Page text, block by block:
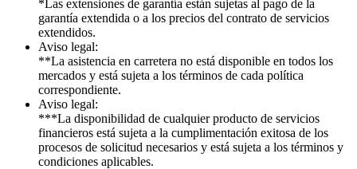
*Las extensiones de garantía están sujetas al pago de la
garantía extendida o a los precios del contrato de servicios
extendidos.
Aviso legal:
**La asistencia en carretera no está disponible en todos los
mercados y está sujeta a los términos de cada política
correspondiente.
Aviso legal:
***La disponibilidad de cualquier producto de servicios
financieros está sujeta a la cumplimentación exitosa de los
procesos de solicitud necesarios y está sujeta a los términos y
condiciones aplicables.